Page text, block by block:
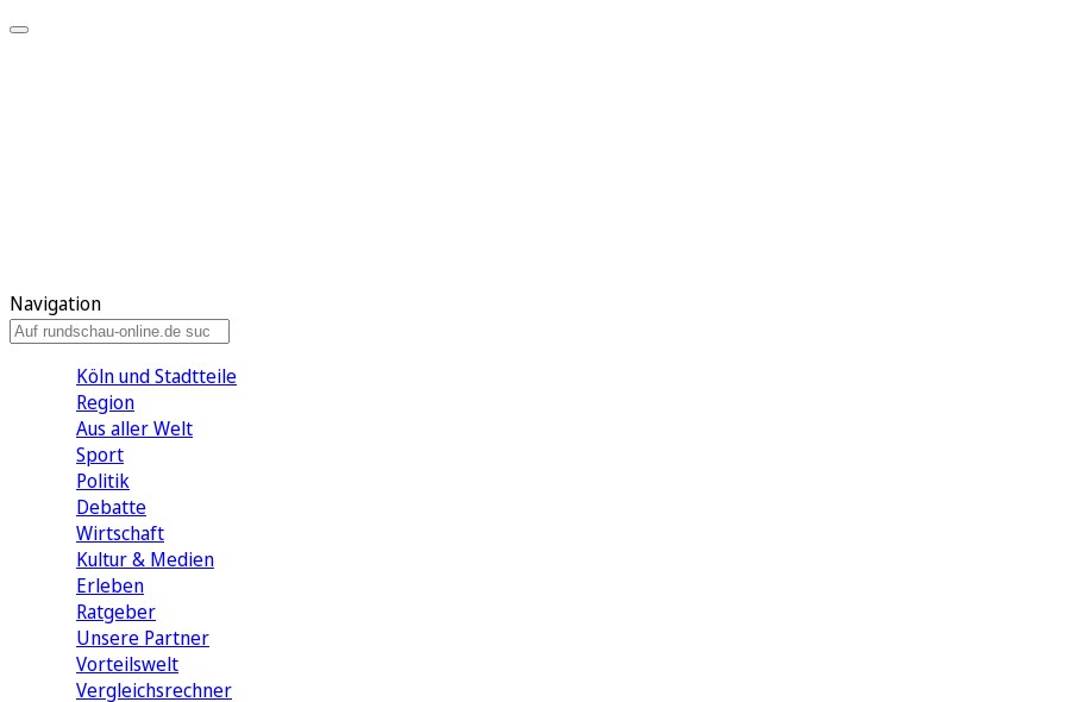
Navigation
Köln und Stadtteile
Region
Aus aller Welt
Sport
Politik
Debatte
Wirtschaft
Kultur & Medien
Erleben
Ratgeber
Unsere Partner
Vorteilswelt
Vergleichsrechner